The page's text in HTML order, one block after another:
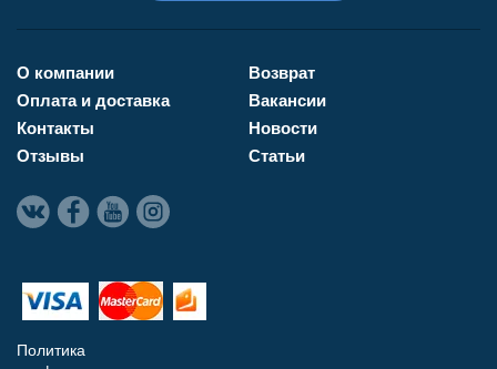
О компании
Оплата и доставка
Контакты
Отзывы
Возврат
Вакансии
Новости
Статьи
Политика